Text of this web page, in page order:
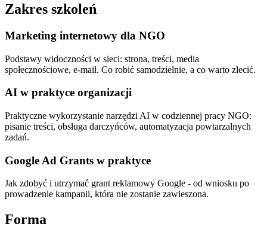
Zakres szkoleń
Marketing internetowy dla NGO
Podstawy widoczności w sieci: strona, treści, media
społecznościowe, e-mail. Co robić samodzielnie, a co warto zlecić.
AI w praktyce organizacji
Praktyczne wykorzystanie narzędzi AI w codziennej pracy NGO:
pisanie treści, obsługa darczyńców, automatyzacja powtarzalnych
zadań.
Google Ad Grants w praktyce
Jak zdobyć i utrzymać grant reklamowy Google - od wniosku po
prowadzenie kampanii, która nie zostanie zawieszona.
Forma